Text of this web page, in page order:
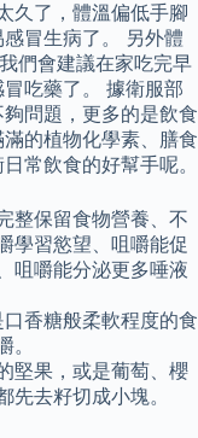
久了，體溫偏低手腳
冒生病了。 另外體
們會建議在家吃完早
吃藥了。 據衛服部
問題，更多的是飲食
的植物化學素、膳食
常飲食的好幫手呢。
整保留食物營養、不
學習慾望、咀嚼能促
咀嚼能分泌更多唾液
香糖般柔軟程度的食
。
堅果，或是葡萄、櫻
先去籽切成小塊。